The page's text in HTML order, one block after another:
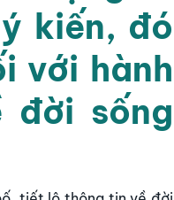
kiến, đó
với hành
sống